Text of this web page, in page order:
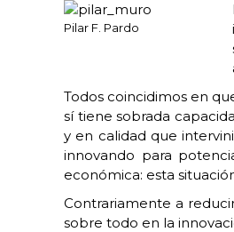
Pilar F. Pardo
Todos coincidimos en
sí tiene sobrada
y en calidad que
innovando para
económica: esta
Contrariamente a
sobre todo en la